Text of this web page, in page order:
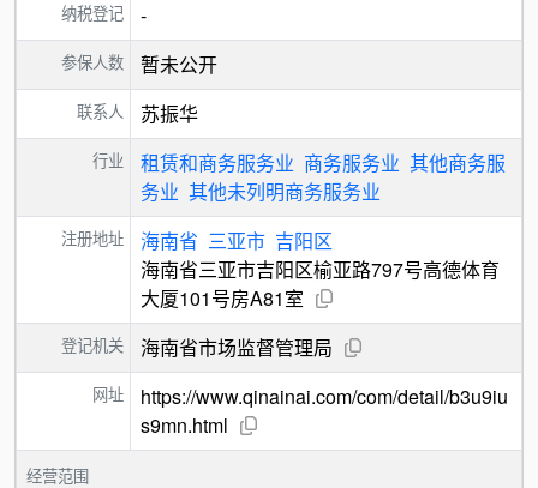
纳税登记 -
参保人数 暂未公开
联系人 苏振华
行业 租赁和商务服务业 商务服务业 其他商务服
务业 其他未列明商务服务业
注册地址 海南省 三亚市 吉阳区
海南省三亚市吉阳区榆亚路797号高德体育
大厦101号房A81室
登记机关 海南省市场监督管理局
网址
https://www.qinainai.com/com/detail/b3u9iu
s9mn.html
经营范围